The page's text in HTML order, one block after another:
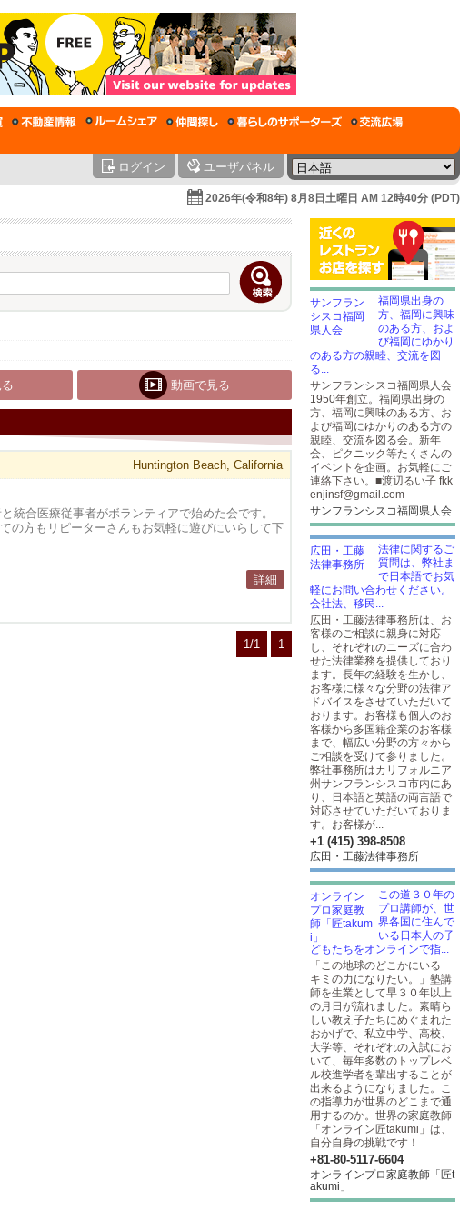
ログイン ユーザパネル
2026年(令和8年) 8月8日土曜日 AM 12時40分 (PDT)
動画で見る
Huntington Beach, California
合医療従事者がボランティアで始めた会です。
の方もリピーターさんもお気軽に遊びにいらして下
詳細
1/1 1
福岡県出身の
方、福岡に興味
のある方、およ
び福岡にゆかり
のある方の親睦、交流を図
る...
サンフランシスコ福岡県人会
1950年創立。福岡県出身の
方、福岡に興味のある方、お
よび福岡にゆかりのある方の
親睦、交流を図る会。新年
会、ピクニック等たくさんの
イベントを企画。お気軽にご
連絡下さい。■渡辺るい子 fkk
enjinsf@gmail.com
サンフランシスコ福岡県人会
法律に関するご
質問は、弊社ま
で日本語でお気
軽にお問い合わせください。
会社法、移民...
広田・工藤法律事務所は、お
客様のご相談に親身に対応
し、それぞれのニーズに合わ
せた法律業務を提供しており
ます。長年の経験を生かし、
お客様に様々な分野の法律ア
ドバイスをさせていただいて
おります。お客様も個人のお
客様から多国籍企業のお客様
まで、幅広い分野の方々から
ご相談を受けて参りました。
弊社事務所はカリフォルニア
州サンフランシスコ市内にあ
り、日本語と英語の両言語で
対応させていただいておりま
す。お客様が...
+1 (415) 398-8508
広田・工藤法律事務所
この道３０年の
プロ講師が、世
界各国に住んで
いる日本人の子
どもたちをオンラインで指...
「この地球のどこかにいる
キミの力になりたい。」塾講
師を生業として早３０年以上
の月日が流れました。素晴ら
しい教え子たちにめぐまれた
おかげで、私立中学、高校、
大学等、それぞれの入試にお
いて、毎年多数のトップレベ
ル校進学者を輩出することが
出来るようになりました。こ
の指導力が世界のどこまで通
用するのか。世界の家庭教師
「オンライン匠takumi」は、
自分自身の挑戦です！
+81-80-5117-6604
オンラインプロ家庭教師「匠t
akumi」